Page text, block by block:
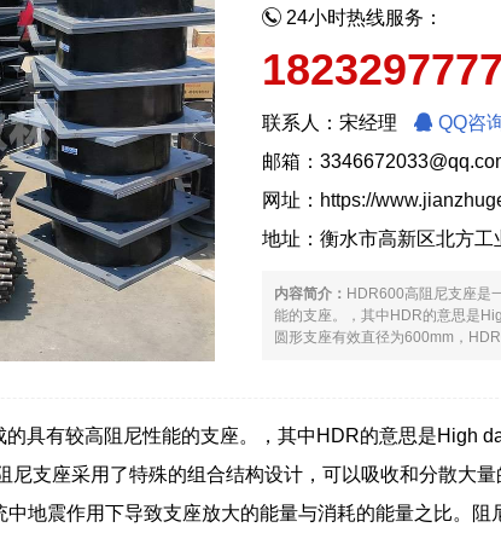
24小时热线服务：
联系人：宋经理
QQ咨
邮箱：
网址： https://
地址：衡水市高新区北方工
内容简介： HDR600高阻尼支座是
能的支座。，其中HDR的意思是
圆形支座有效直径为600mm，
具有较高阻尼性能的支座。，其中HDR的意思是High
支座采用了特殊的组合结构设计，可以吸收和分散大
地震作用下导致支座放大的能量与消耗的能量之比。阻